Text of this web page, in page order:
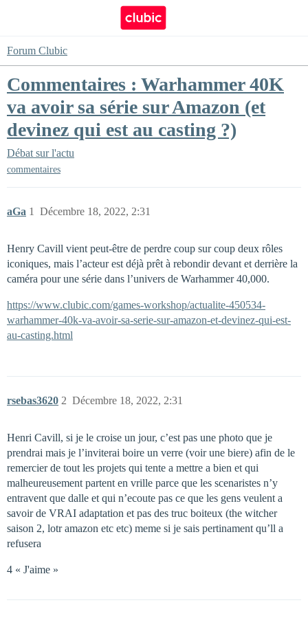
Forum Clubic
Commentaires : Warhammer 40K
va avoir sa série sur Amazon (et
devinez qui est au casting ?)
Débat sur l'actu
commentaires
aGa Décembre 18, 2022, 2:31
1
Henry Cavill vient peut-être de perdre coup sur coup deux rôles
iconiques, mais l’acteur est déjà prêt à rebondir devant et derrière la
caméra pour une série dans l’univers de Warhammer 40,000.
https://www.clubic.com/games-workshop/actualite-450534-
warhammer-40k-va-avoir-sa-serie-sur-amazon-et-devinez-qui-est-
au-casting.html
rsebas3620 Décembre 18, 2022, 2:31
2
Henri Cavill, si je le croise un jour, c’est pas une photo que je
prendrai mais je l’inviterai boire un verre (voir une biere) afin de le
remercier de tout les projets qui tente a mettre a bien et qui
malheureusement partent en vrille parce que les scenaristes n’y
entravent que dalle et qui n’ecoute pas ce que les gens veulent a
savoir de VRAI adaptation et pas des truc boiteux (the witcher
saison 2, lotr amazon etc etc) meme si je sais pertinament qu’ll a
refusera
4 « J'aime »